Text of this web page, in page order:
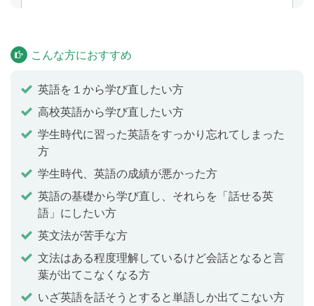
うに、様々な動詞と名詞を使って自分や家族、友達に
ついて話せるようになります。
Lesson 4 第４文型 (SVOO) の文
主語＋動詞＋目的語＋目的語の文を学習します。「私
は彼にプレゼントをあげました」「父は私に新しいス
マホを買ってくれました」のように、誰かに何かを送
ったりあげたりすることについて伝えられるようにな
ります。
Lesson 5 第５文型 (SVOC) の文
主語＋動詞＋目的語＋補語の文を学習します。「彼女
は私を幸せにします」のように、人や物事によって
こんな方におすすめ
英語を１から学び直したい方
高校英語から学び直したい方
学生時代に習った英語をすっかり忘れてしまった
方
学生時代、英語の成績が悪かった方
英語の基礎から学び直し、それらを「話せる英
語」にしたい方
英文法が苦手な方
文法はある程度理解しているけど会話となると言
葉が出てこなくなる方
いざ英語を話そうとすると単語しか出てこない方